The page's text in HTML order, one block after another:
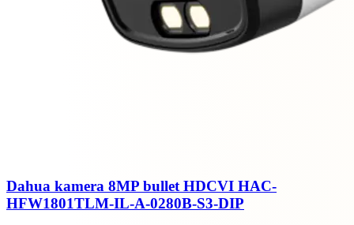
Dahua kamera 8MP bullet HDCVI HAC-
HFW1801TLM-IL-A-0280B-S3-DIP